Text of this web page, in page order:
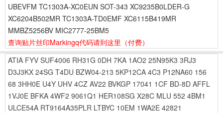
UBEVFM TC1303A-XC0EUN SOT-343 XC9235B0LDER-G
XC6204B502MR TC1303A-TD0EMF XC6115B419MR
MMBZ5256BV MIC2777-25BM5
查询贴片丝印Markingq代码请到这里 （付费）
ATIA FYV SUF4006 RH31G 0DH 7KA 1AO2 25N95K3 3RJ3
D3J3KX 24SG T4DU BZW04-213 5KP12CA 4C3 P12NA60 156
68 3HH0E U4Y UHV 4CZ AV22 BVKGP 17041 1CF BD-8D AFFL
1VJ0E BFKA 4WF2 9061Q1 HER108SG X28C MLU 552 4BM1
ULCE54A RT9164A35PLR LTBYC 10EM 1WA2E 42821